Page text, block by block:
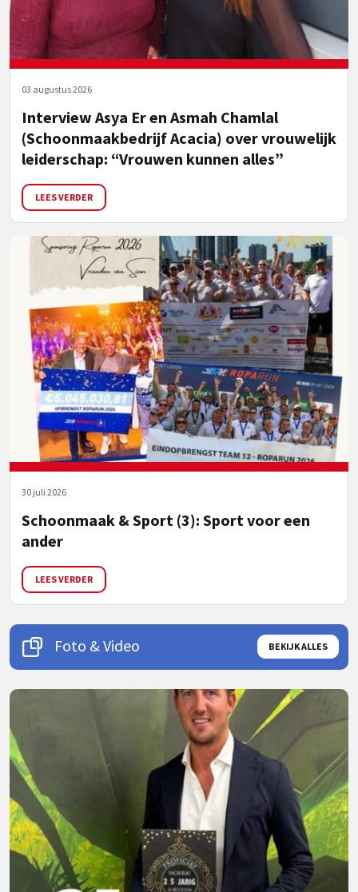
03 augustus 2026
Interview Asya Er en Asmah Chamlal
(Schoonmaakbedrijf Acacia) over vrouwelijk
leiderschap: “Vrouwen kunnen alles”
LEES VERDER
30 juli 2026
Schoonmaak & Sport (3): Sport voor een
ander
LEES VERDER
Foto & Video BEKIJK ALLES